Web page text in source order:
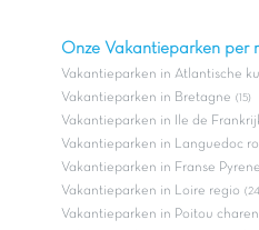
Onze Vakantieparken per
Vakantieparken in Atlantische
Vakantieparken in Bretagne (15)
Vakantieparken in Ile de
Vakantieparken in Languedoc
Vakantieparken in Franse
Vakantieparken in Loire regio
Vakantieparken in Poitou